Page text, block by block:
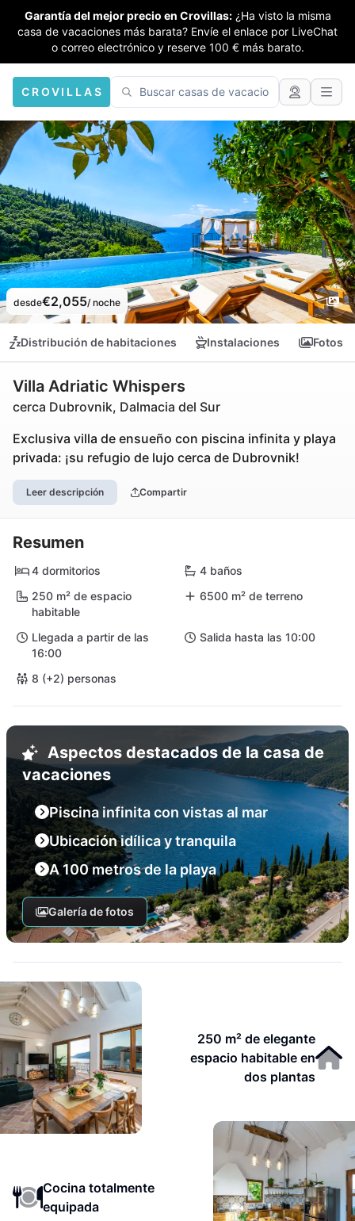
Garantía del mejor precio en Crovillas: ¿Ha visto la misma
casa de vacaciones más barata? Envíe el enlace por LiveChat
o correo electrónico y reserve 100 € más barato.
CROVILLAS
desde€2,055/ noche
Distribución de habitaciones Instalaciones Fotos
Villa Adriatic Whispers
cerca Dubrovnik, Dalmacia del Sur
Exclusiva villa de ensueño con piscina infinita y playa
privada: ¡su refugio de lujo cerca de Dubrovnik!
Leer descripción Compartir
Resumen
4 dormitorios
4 baños
250 m² de espacio
habitable
6500 m² de terreno
Llegada a partir de las
16:00
Salida hasta las 10:00
8 (+2) personas
Aspectos destacados de la casa de
vacaciones
Piscina infinita con vistas al mar
Ubicación idílica y tranquila
A 100 metros de la playa
Galería de fotos
250 m² de elegante
espacio habitable en
dos plantas
Cocina totalmente
equipada